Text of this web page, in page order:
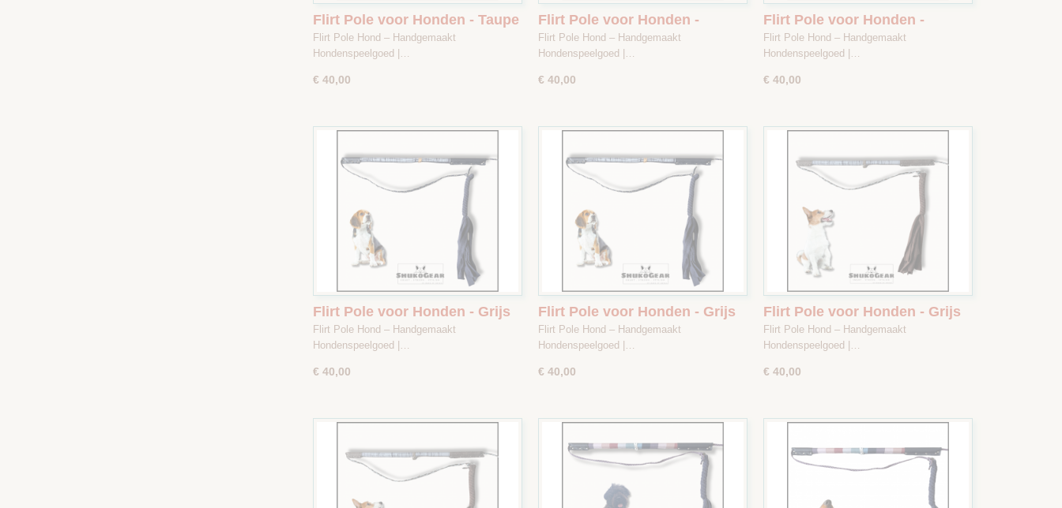
Flirt Pole voor Honden - Taupe
/ Donkergroen - Maat 1
Flirt Pole Hond – Handgemaakt
Hondenspeelgoed |…
€ 40,00
Flirt Pole voor Honden -
Donkerblauw gestreept / Bruin
- Maat 2
Flirt Pole Hond – Handgemaakt
Hondenspeelgoed |…
€ 40,00
Flirt Pole voor Honden -
Donkerblauw gestreept / Bruin
- Maat 1
Flirt Pole Hond – Handgemaakt
Hondenspeelgoed |…
€ 40,00
Flirt Pole voor Honden - Grijs
Gestreept / Donkerblauw -
Maat 2
Flirt Pole Hond – Handgemaakt
Hondenspeelgoed |…
€ 40,00
Flirt Pole voor Honden - Grijs
gestreept / Donkerblauw -
Maat 1
Flirt Pole Hond – Handgemaakt
Hondenspeelgoed |…
€ 40,00
Flirt Pole voor Honden - Grijs
Gestreept / Bruin - Maat 2
Flirt Pole Hond – Handgemaakt
Hondenspeelgoed |…
€ 40,00